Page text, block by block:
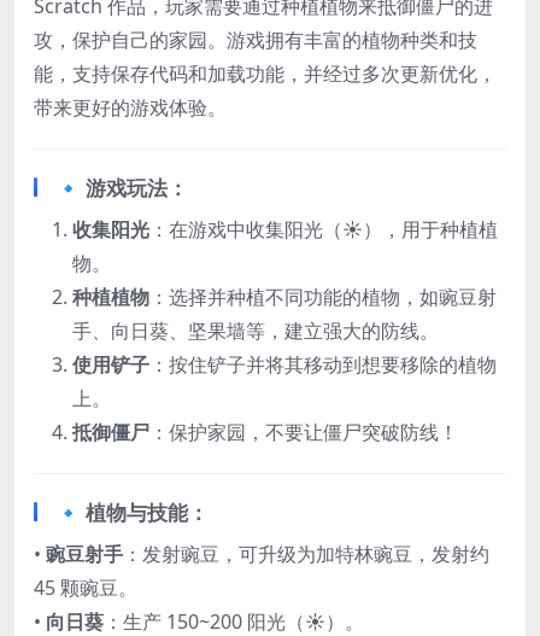
Scratch 作品，玩家需要通过种植植物来抵御僵尸的进
攻，保护自己的家园。游戏拥有丰富的植物种类和技
能，支持保存代码和加载功能，并经过多次更新优化，
带来更好的游戏体验。
🔹 游戏玩法：​
收集阳光 ：在游戏中收集阳光（☀），用于种植植
物。
种植植物 ：选择并种植不同功能的植物，如豌豆射
手、向日葵、坚果墙等，建立强大的防线。
使用铲子 ：按住铲子并将其移动到想要移除的植物
上。
抵御僵尸 ：保护家园，不要让僵尸突破防线！
🔹 植物与技能：​
• ​ 豌豆射手 ：发射豌豆，可升级为加特林豌豆，发射约
45 颗豌豆。
• ​ 向日葵 ：生产 150~200 阳光（☀）。